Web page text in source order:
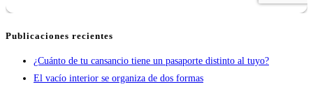
Publicaciones recientes
¿Cuánto de tu cansancio tiene un pasaporte distinto al tuyo?
El vacío interior se organiza de dos formas